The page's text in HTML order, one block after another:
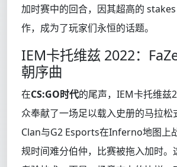
加时赛中的回合，因其超高的
作，成为了玩家们永恒的话题。
IEM卡托维兹 2022：
朝序曲
在CS:GO时代的尾声，IEM卡托维兹
众奉献了一场足以载入史册的马拉松
Clan与G2 Esports在Inferno地图上
规时间难分伯仲，比赛被拖入加时。